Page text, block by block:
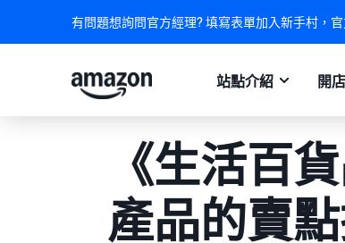
有問題想詢問官方經理? 填寫表單加入新手村，
站點介紹 開
《生活百
產品的賣